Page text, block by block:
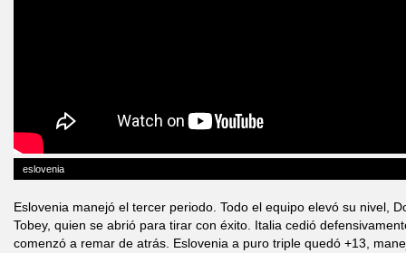
eslovenia
Eslovenia manejó el tercer periodo. Todo el equipo elevó su nivel,
Tobey, quien se abrió para tirar con éxito. Italia cedió
comenzó a remar de atrás. Eslovenia a puro triple quedó +13,